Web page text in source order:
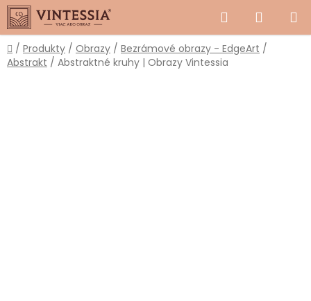
Prejsť
na
obsah
Hľadať
KOŠÍK
Domov
/ Produkty / Obrazy / Bezrámové obrazy - EdgeArt /
Abstrakt / Abstraktné kruhy | Obrazy Vintessia